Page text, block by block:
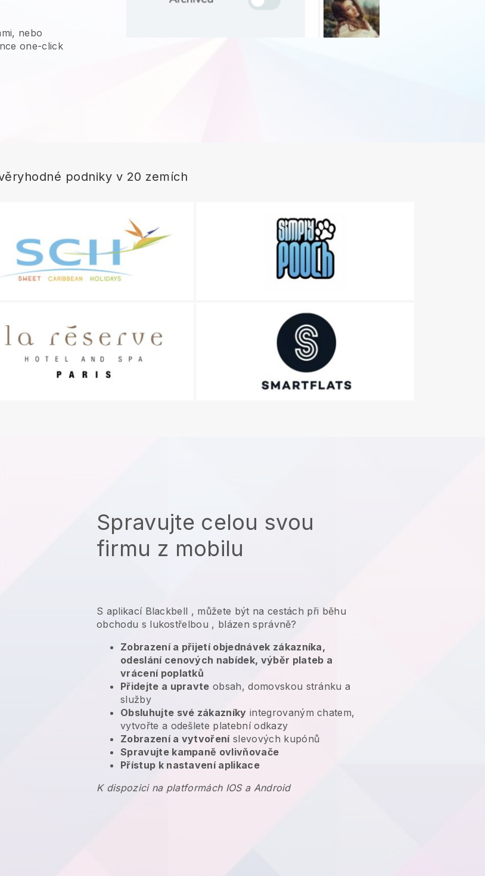
nebo
one-click
podniky v 20 zemích
Spravujte celou svou
firmu z mobilu
S aplikací Blackbell , můžete být na cestách při běhu
obchodu s lukostřelbou , blázen správně?
Zobrazení a přijetí objednávek zákazníka,
odeslání cenových nabídek, výběr plateb a
vrácení poplatků
Přidejte a upravte obsah, domovskou stránku a
služby
Obsluhujte své zákazníky integrovaným chatem,
vytvořte a odešlete platební odkazy
Zobrazení a vytvořeníslevových kupónů
Spravujte kampaně ovlivňovače
Přístup k nastavení aplikace
K dispozici na platformách IOS a Android